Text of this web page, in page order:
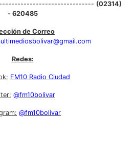
(02314)
- 620485
de Correo
Redes:
FM10 Radio Ciudad
@fm10bolivar
@fm10bolivar